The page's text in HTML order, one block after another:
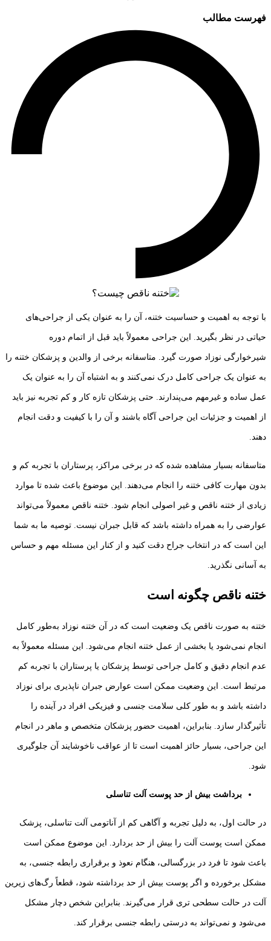
فهرست مطالب
با توجه به اهمیت و حساسیت ختنه، آن را به عنوان یکی از جراحی‌های
حیاتی در نظر بگیرید. این جراحی معمولاً باید قبل از اتمام دوره
شیرخوارگی نوزاد صورت گیرد. متاسفانه برخی از والدین و پزشکان ختنه را
به عنوان یک جراحی کامل درک نمی‌کنند و به اشتباه آن را به عنوان یک
عمل ساده و غیرمهم می‌پندارند. حتی پزشکان تازه کار و کم تجربه نیز باید
از اهمیت و جزئیات این جراحی آگاه باشند و آن را با کیفیت و دقت انجام
دهند.
متاسفانه بسیار مشاهده شده که در برخی مراکز، پرستاران با تجربه کم و
بدون مهارت کافی ختنه را انجام می‌دهند. این موضوع باعث شده تا موارد
زیادی از ختنه ناقص و غیر اصولی انجام شود. ختنه ناقص معمولاً می‌تواند
عوارضی را به همراه داشته باشد که قابل جبران نیست. توصیه ما به شما
این است که در انتخاب جراح دقت کنید و از کنار این مسئله مهم و حساس
به آسانی نگذرید.
ختنه ناقص چگونه است
ختنه به صورت ناقص یک وضعیت است که در آن ختنه نوزاد به‌طور کامل
انجام نمی‌شود یا بخشی از عمل ختنه انجام می‌شود. این مسئله معمولاً به
عدم انجام دقیق و کامل جراحی توسط پزشکان یا پرستاران با تجربه کم
مرتبط است. این وضعیت ممکن است عوارض جبران ‌ناپذیری برای نوزاد
داشته باشد و به طور کلی سلامت جنسی و فیزیکی افراد در آینده را
تأثیرگذار سازد. بنابراین، اهمیت حضور پزشکان متخصص و ماهر در انجام
این جراحی، بسیار حائز اهمیت است تا از عواقب ناخوشایند آن جلوگیری
شود.
برداشت بیش از حد پوست آلت تناسلی
در حالت اول، به دلیل تجربه و آگاهی کم از آناتومی آلت تناسلی، پزشک
ممکن است پوست آلت را بیش از حد بردارد. این موضوع ممکن است
باعث شود تا فرد در بزرگسالی، هنگام نعوذ و برقراری رابطه جنسی، به
مشکل برخورده و اگر پوست بیش از حد برداشته شود، قطعاً رگ‌های زیرین
آلت در حالت سطحی ‌تری قرار می‌گیرند. بنابراین شخص دچار مشکل
می‌شود و نمی‌تواند به درستی رابطه جنسی برقرار کند.